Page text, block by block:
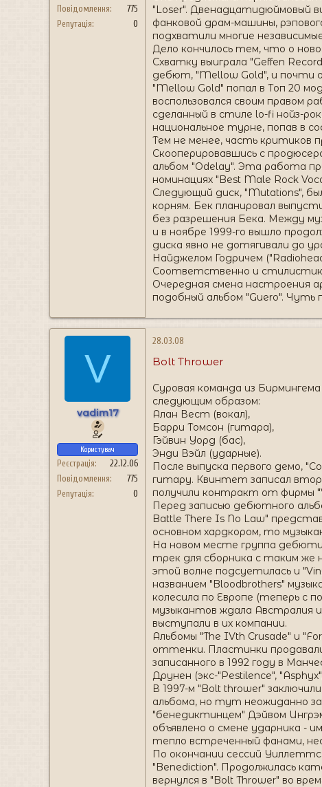
Повідомлення
775
Репутація
0
"Loser". Двенадцатидюймовый
фанковой драм-машины,
подхватили многие
Дело кончилось тем, что о
Схватку выиграла "Geffen
дебют, "Mellow Gold", и почти
"Mellow Gold" попал в Топ 20
воспользовался своим правом
сделанный в стиле lo-fi нойз-
национальное турне, попав в
Тем не менее, часть
Скооперировавшись с
альбом "Odelay". Эта работа
номинациях "Best Male Rock
Следующий диск, "Mutations",
корням. Бек планировал
без разрешения Бека. Между
и в ноябре 1999-го вышло
диска явно не дотягивали до
Найджелом Годричем
Соответственно и
Очередная смена настроения
подобный альбом "Guero". Чуть
V
vadim17
Користувач
Реєстрація
22.12.06
Повідомлення
775
Репутація
0
28.03.08
Bolt Thrower
Суровая команда из
следующим образом:
Алан Вест (вокал),
Барри Томсон (гитара),
Гэйвин Уорд (бас),
Энди Вэйл (ударные).
После выпуска первого демо,
гитару. Квинтет записал
получили контракт от фирмы
Перед записью дебютного
Battle There Is No Law"
основном хардкором, то
На новом месте группа
трек для сборника с таким же
этой волне подсуетилась и
названием "Bloodbrothers"
колесила по Европе (теперь с
музыкантов ждала Австралия
выступали в их компании.
Альбомы "The IVth Crusade" и
оттенки. Пластинки
записанного в 1992 году в
Друнен (экс-"Pestilence",
В 1997-м "Bolt thrower"
альбома, но тут неожиданно
"бенедиктинцем" Дэйвом
объявлено о смене ударника -
тепло встреченный фанами,
По окончании сессий
"Benediction". Продолжилась
вернулся в "Bolt Thrower" во